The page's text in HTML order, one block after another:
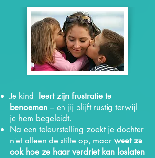
Je kind
leert zijn frustratie te
benoemen – en jij blijft rustig terwijl
je hem begeleidt.
Na een teleurstelling zoekt je dochter
niet alleen de stilte op, maar weet ze
ook hoe ze haar verdriet kan loslaten